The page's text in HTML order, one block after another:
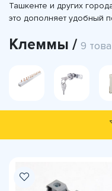
Ташкенте и других
это дополняет удобный
Клеммы / 9